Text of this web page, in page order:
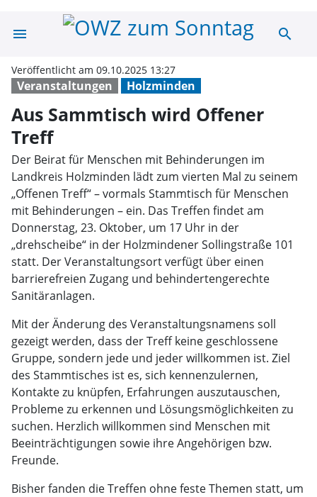
menu Aus search
Veranstaltungen Holzminden
Veröffentlicht am 09.10.2025 13:27
Aus Sammtisch wird Offener
Treff
Der Beirat für Menschen mit Behinderungen im
Landkreis Holzminden lädt zum vierten Mal zu seinem
„Offenen Treff“ – vormals Stammtisch für Menschen
mit Behinderungen – ein. Das Treffen findet am
Donnerstag, 23. Oktober, um 17 Uhr in der
„drehscheibe“ in der Holzmindener Sollingstraße 101
statt. Der Veranstaltungsort verfügt über einen
barrierefreien Zugang und behindertengerechte
Sanitäranlagen.
Mit der Änderung des Veranstaltungsnamens soll
gezeigt werden, dass der Treff keine geschlossene
Gruppe, sondern jede und jeder willkommen ist. Ziel
des Stammtisches ist es, sich kennenzulernen,
Kontakte zu knüpfen, Erfahrungen auszutauschen,
Probleme zu erkennen und Lösungsmöglichkeiten zu
suchen. Herzlich willkommen sind Menschen mit
Beeinträchtigungen sowie ihre Angehörigen bzw.
Freunde.
Bisher fanden die Treffen ohne feste Themen statt, um